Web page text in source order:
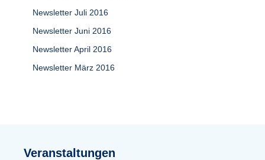
Newsletter Juli 2016
Newsletter Juni 2016
Newsletter April 2016
Newsletter März 2016
Veranstaltungen